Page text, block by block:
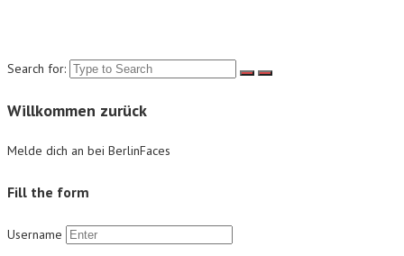
Search for:
Willkommen zurück
Melde dich an bei BerlinFaces
Fill the form
Username